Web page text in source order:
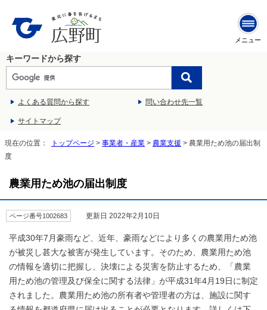
メニュー
キーワードから探す
よくある質問から探す 問い合わせ先一覧
サイトマップ
現在の位置： トップページ > 事業者・産業 > 農業支援 > 農業用ため池の届出制
度
農業用ため池の届出制度
ページ番号1002683 更新日 2022年2月10日
平成30年7月豪雨など、近年、豪雨などにより多くの農業用ため池
が被災し甚大な被害が発生しています。そのため、農業用ため池
の情報を適切に把握し、決壊による災害を防止するため、「農業
用ため池の管理及び保全に関する法律」が平成31年4月19日に制定
されました。農業用ため池の所有者や管理者の方は、施設に関す